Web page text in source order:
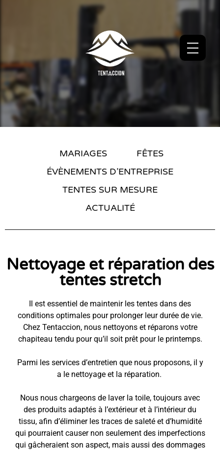
MARIAGES
FÊTES
ÉVÈNEMENTS D’ENTREPRISE
TENTES SUR MESURE
ACTUALITÉ
Nettoyage et réparation des
tentes stretch
Il est essentiel de maintenir les tentes dans des
conditions optimales pour prolonger leur durée de vie.
Chez Tentaccion, nous nettoyons et réparons votre
chapiteau tendu pour qu’il soit prêt pour le printemps.
Parmi les services d’entretien que nous proposons, il y
a le nettoyage et la réparation.
Nous nous chargeons de laver la toile, toujours avec
des produits adaptés à l’extérieur et à l’intérieur du
tissu, afin d’éliminer les traces de saleté et d’humidité
qui pourraient causer non seulement des imperfections
qui gâcheraient son aspect, mais aussi des dommages